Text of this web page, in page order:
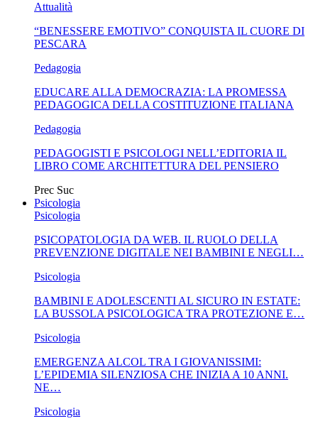
Attualità
“BENESSERE EMOTIVO” CONQUISTA IL CUORE DI
PESCARA
Pedagogia
EDUCARE ALLA DEMOCRAZIA: LA PROMESSA
PEDAGOGICA DELLA COSTITUZIONE ITALIANA
Pedagogia
PEDAGOGISTI E PSICOLOGI NELL’EDITORIA IL
LIBRO COME ARCHITETTURA DEL PENSIERO
Prec Suc
Psicologia
Psicologia
PSICOPATOLOGIA DA WEB. IL RUOLO DELLA
PREVENZIONE DIGITALE NEI BAMBINI E NEGLI…
Psicologia
BAMBINI E ADOLESCENTI AL SICURO IN ESTATE:
LA BUSSOLA PSICOLOGICA TRA PROTEZIONE E…
Psicologia
EMERGENZA ALCOL TRA I GIOVANISSIMI:
L’EPIDEMIA SILENZIOSA CHE INIZIA A 10 ANNI.
NE…
Psicologia